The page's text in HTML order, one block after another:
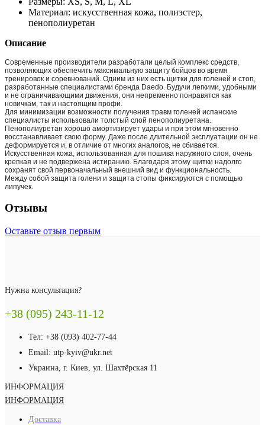
Материал: искусственная кожа, полиэстер,
пенополиуретан
Описание
Современные производители разработали целый комплекс средств,
позволяющих обеспечить максимальную защиту бойцов во время
тренировок и соревнований. Одним из них есть щитки для голеней и стоп,
разработанные специалистами бренда Daedo. Будучи легкими, удобными
и не ограничивающими движения, они непременно понравятся как
новичкам, так и настоящим профи.
Для минимизации возможности получения травм голеней испанские
специалисты использовали толстый слой пенополиуретана.
Пенополиуретан хорошо амортизирует удары и при этом мгновенно
восстанавливает свою форму. Даже после длительной эксплуатации он не
деформируется и, в отличие от многих аналогов, не сбивается.
Искусственная кожа, использованная для пошива наружного слоя, очень
крепкая и не подвержена истиранию. Благодаря этому щитки надолго
сохранят свой первоначальный внешний вид и функциональность.
Между собой защита голени и защита стопы фиксируются с помощью
липучек.
Отзывы
Оставьте отзыв первым
Нужна консультация?
+38 (095) 243-11-12
Тел: +38 (093) 402-77-44
Email: utp-kyiv@ukr.net
Украина, г. Киев, ул. Шахтёрская 11
ИНФОРМАЦИЯ
ИНФОРМАЦИЯ
Доставка